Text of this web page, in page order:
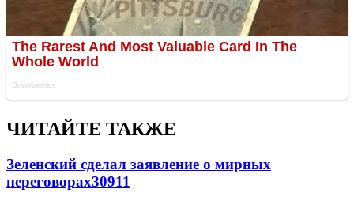
ЧИТАЙТЕ ТАКЖЕ
Зеленский сделал заявление о мирных
переговорах30911